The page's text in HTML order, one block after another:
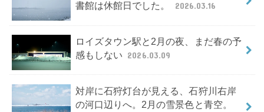
書館は休館日でした。
2026.03.16
ロイズタウン駅と2月の夜、まだ春の予
感もしない 2026.03.09
対岸に石狩灯台が見える、石狩川右岸
の河口辺りへ。2月の雪景色と青空。